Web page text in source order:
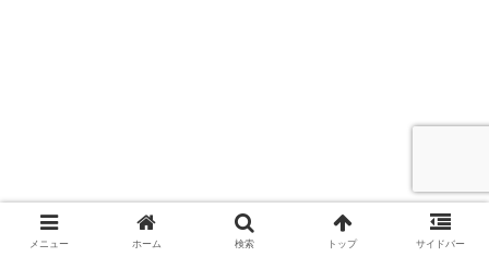
シェアする
メニュー ホーム 検索 トップ サイドバー